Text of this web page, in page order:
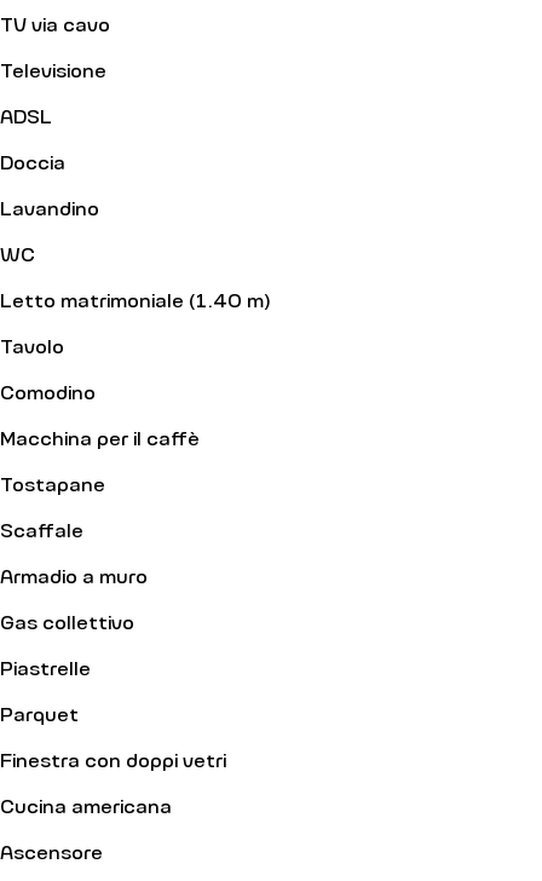
TV via cavo
Televisione
ADSL
Doccia
Lavandino
WC
Letto matrimoniale (1.40 m)
Tavolo
Comodino
Macchina per il caffè
Tostapane
Scaffale
Armadio a muro
Gas collettivo
Piastrelle
Parquet
Finestra con doppi vetri
Cucina americana
Ascensore